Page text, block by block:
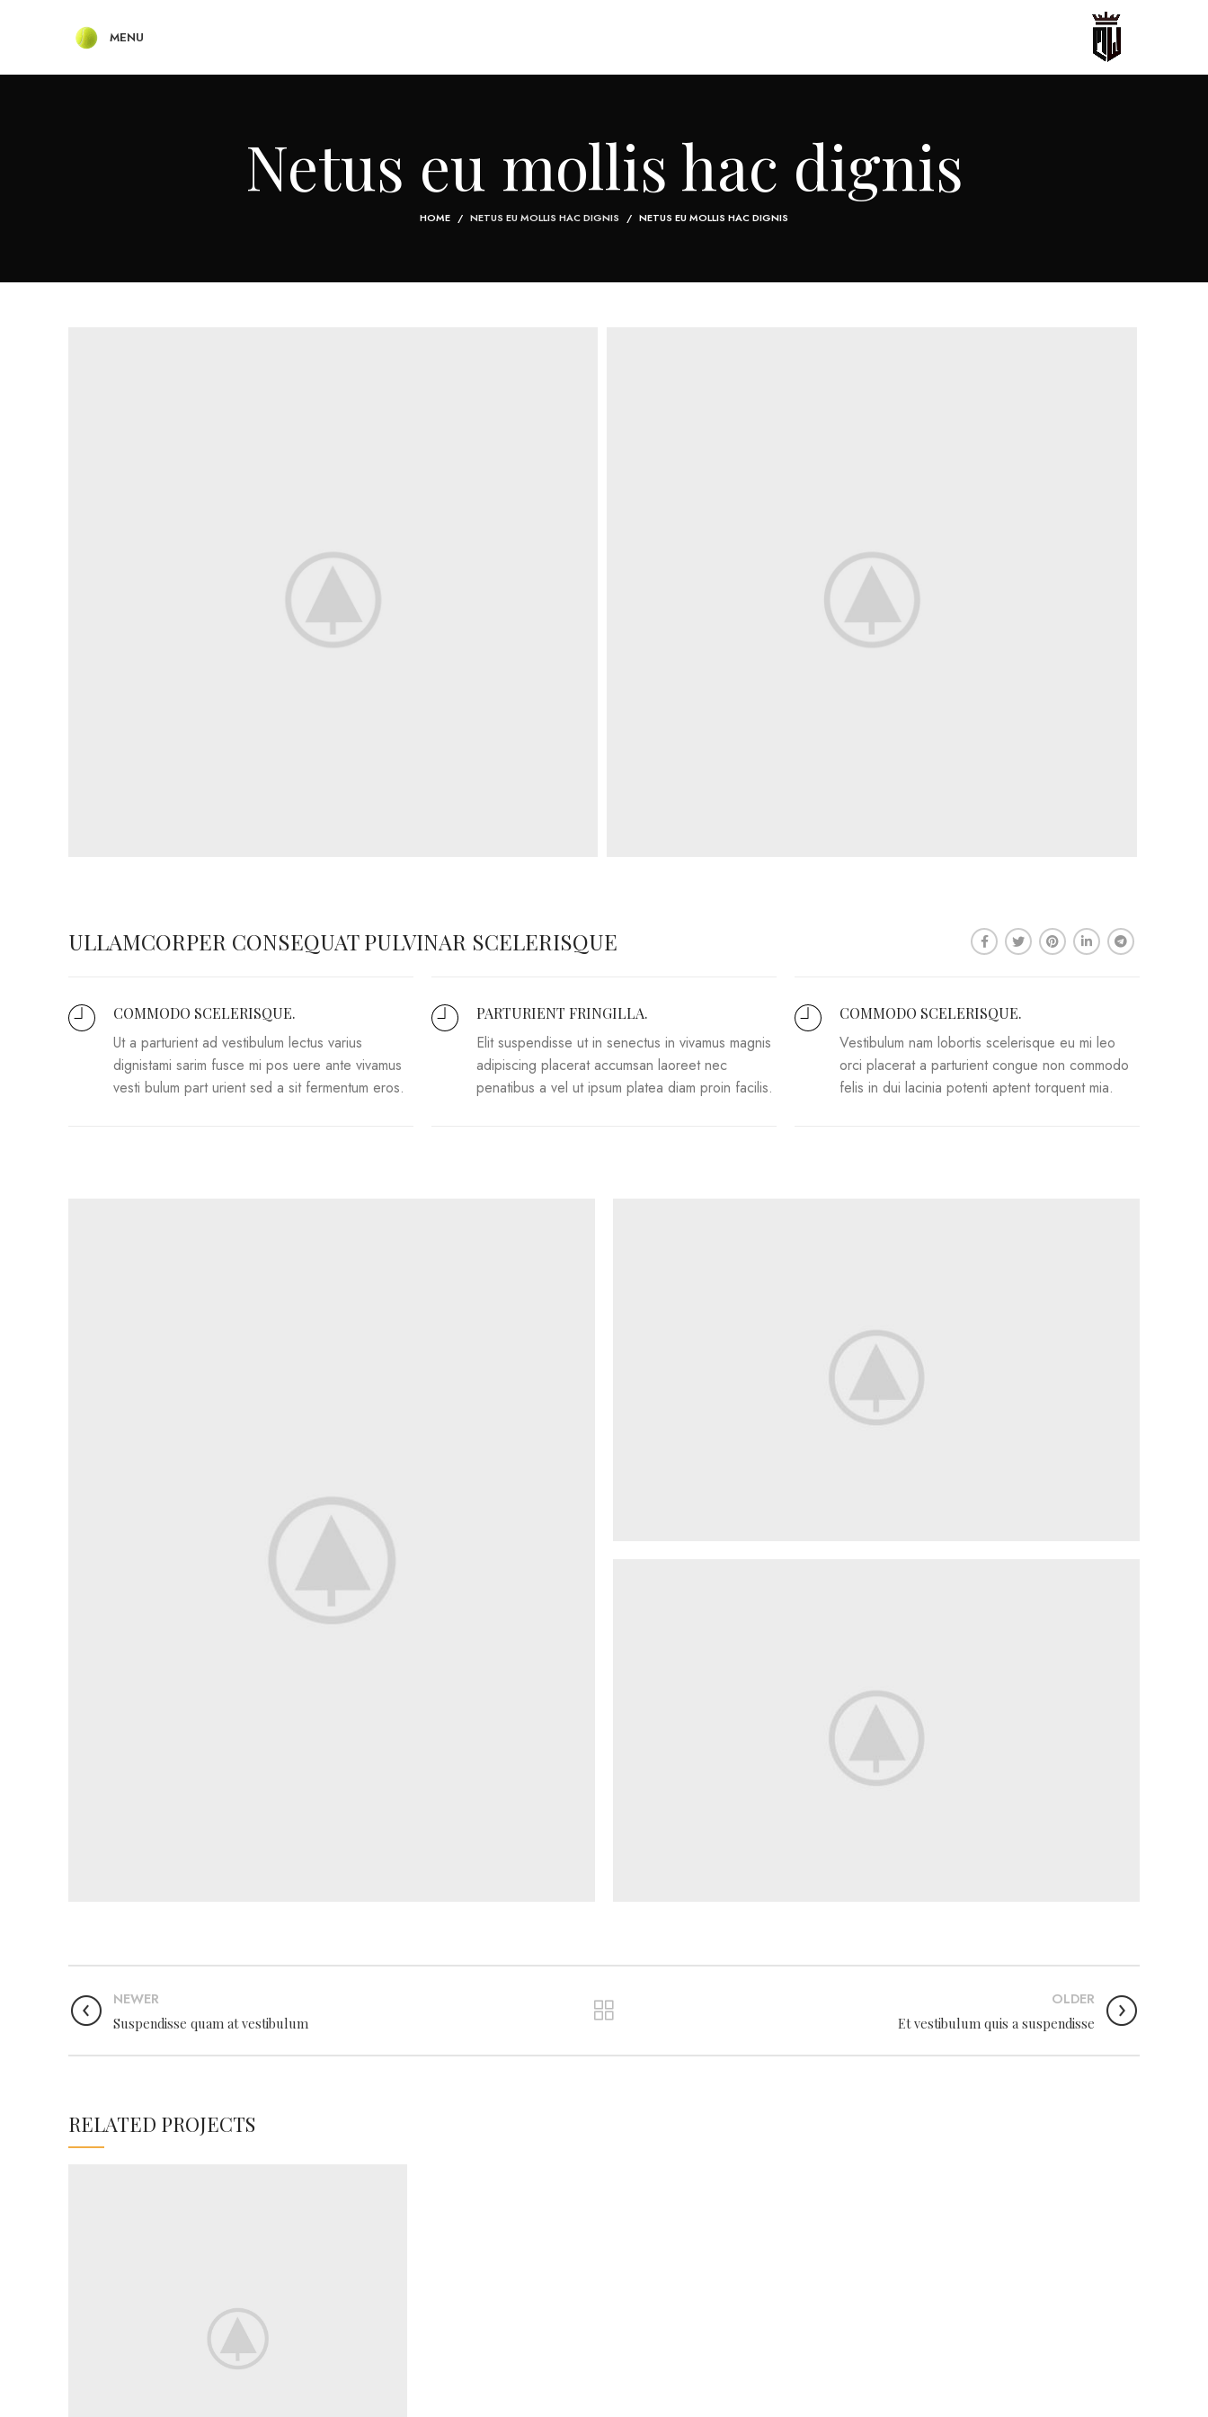
MENU
Netus eu mollis hac dignis
HOME NETUS EU MOLLIS HAC DIGNIS NETUS EU MOLLIS HAC DIGNIS
ULLAMCORPER CONSEQUAT PULVINAR SCELERISQUE
COMMODO SCELERISQUE.
Ut a parturient ad vestibulum lectus varius
dignistami sarim fusce mi pos uere ante vivamus
vesti bulum part urient sed a sit fermentum eros.
PARTURIENT FRINGILLA.
Elit suspendisse ut in senectus in vivamus magnis
adipiscing placerat accumsan laoreet nec
penatibus a vel ut ipsum platea diam proin facilis.
COMMODO SCELERISQUE.
Vestibulum nam lobortis scelerisque eu mi leo
orci placerat a parturient congue non commodo
felis in dui lacinia potenti aptent torquent mia.
NEWER
Suspendisse quam at vestibulum
OLDER
Et vestibulum quis a suspendisse
RELATED PROJECTS